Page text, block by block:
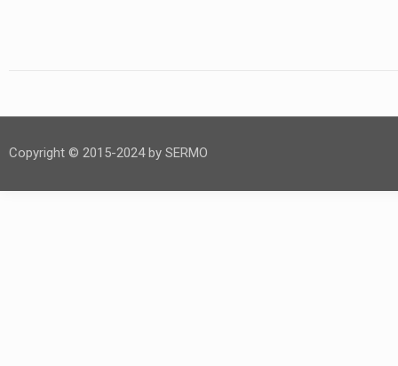
Copyright © 2015-2024 by SERMO